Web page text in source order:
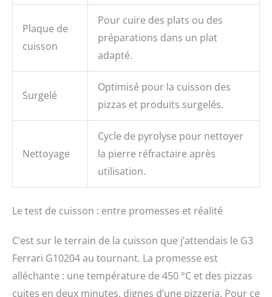
Plaque de
cuisson
Pour cuire des plats ou des
préparations dans un plat
adapté.
Surgelé
Optimisé pour la cuisson des
pizzas et produits surgelés.
Nettoyage
Cycle de pyrolyse pour nettoyer
la pierre réfractaire après
utilisation.
Le test de cuisson : entre promesses et réalité
C’est sur le terrain de la cuisson que j’attendais le G3
Ferrari G10204 au tournant. La promesse est
alléchante : une température de 450 °C et des pizzas
cuites en deux minutes, dignes d’une pizzeria. Pour ce